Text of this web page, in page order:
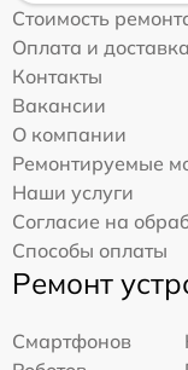
Стоимость
Оплата и доставка
Контакты
Вакансии
О компании
Ремонтируемые
Наши услуги
Согласие на
Способы оплаты
Ремонт
Смартфонов